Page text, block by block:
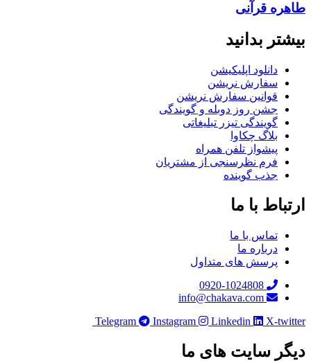
طاهره قرآنی
بیشتر بدانید
دانلود اپلیکیشن
سفارش نریشن
قوانین سفارش نریشن
جشن روز دوبله و گویندگی
گویندگی تیزر تبلیغاتی
بلاگ چکاوا
پیشواز تلفن همراه
فرم نظرسنجی از مشتریان
جذب گوینده
ارتباط با ما
تماس با ما
درباره ما
پرسش های متداول
0920-1024808
info@chakava.com
Telegram
Instagram Linkedin X-twitter
دیگر سایت های ما